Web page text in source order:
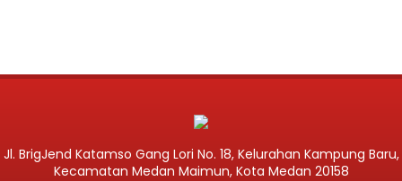
Jl. BrigJend Katamso Gang Lori No. 18, Kelurahan Kampung Baru,
Kecamatan Medan Maimun, Kota Medan 20158